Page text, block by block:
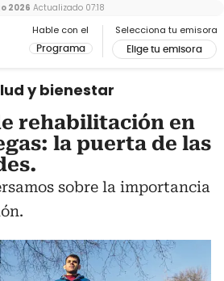
Hable con el
Programa
Selecciona tu emisora
Elige tu emisora
2026 Actualizado 07:18
y bienestar
rehabilitación en
la puerta de las
sobre la importancia